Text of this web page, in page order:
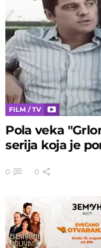
FILM / TV
Pola veka
serija koja je
0 0